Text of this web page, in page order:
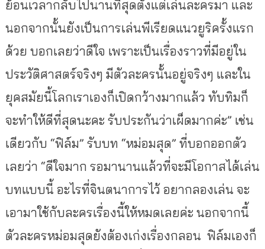
ย้อนเวลากลับไปนานที่สุดตั้งแต่เล่นละครมา และ
นอกจากนั้นยังเป็นการเล่นพีเรียดแนวยูริครั้งแรก
ด้วย บอกเลยว่าดีใจ เพราะเป็นเรื่องราวที่มีอยู่ใน
ประวัติศาสตร์จริงๆ มีตัวละครนั้นอยู่จริงๆ และใน
ยุคสมัยนี้โลกเราเองก็เปิดกว้างมากแล้ว ทับทิมก็
จะทำให้ดีที่สุดนะคะ รับประกันว่าเผ็ดมากค่ะ” เช่น
เดียวกับ “ฟิล์ม” รับบท “หม่อมสุด” ที่บอกออกตัว
เลยว่า “ดีใจมาก รอมานานแล้วที่จะมีโอกาสได้เล่น
บทแบบนี้ อะไรที่จินตนาการไว้ อยากลองเล่น จะ
เอามาใช้กับละครเรื่องนี้ให้หมดเลยค่ะ นอกจากนี้
ตัวละครหม่อมสุดยังต้องเก่งเรื่องกลอน ฟิล์มเองก็